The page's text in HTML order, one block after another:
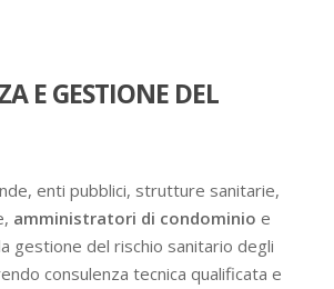
E GESTIONE DEL
enti pubblici, strutture sanitarie,
amministratori di condominio e
gestione del rischio sanitario degli
consulenza tecnica qualificata e